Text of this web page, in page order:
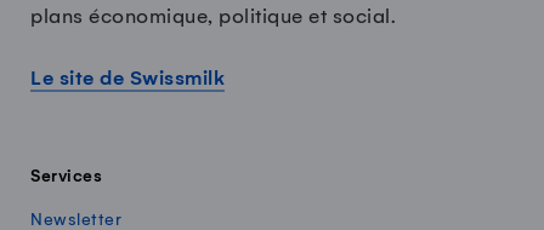
plans économique, politique et social.
Le site de Swissmilk
Services
Newsletter